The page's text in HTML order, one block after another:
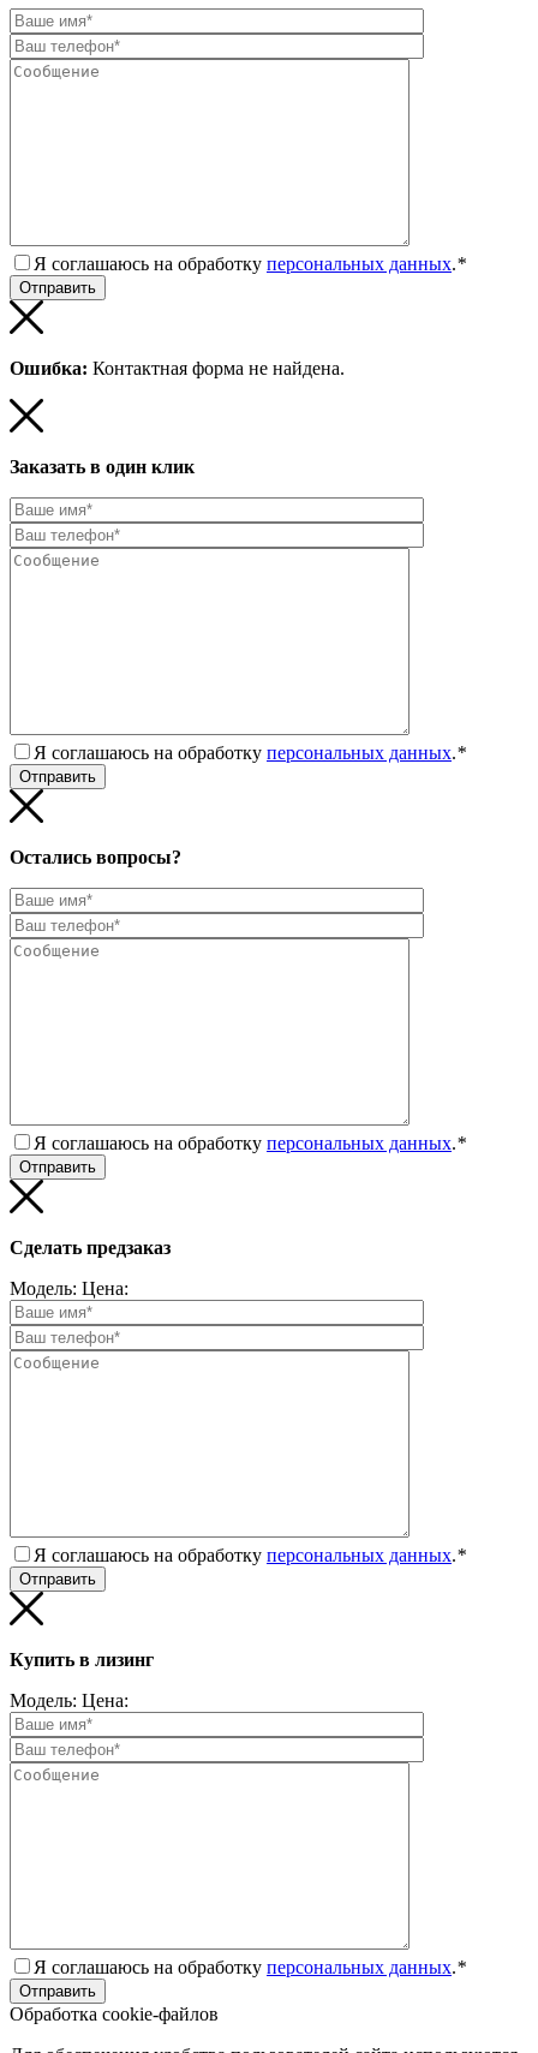
Я соглашаюсь на обработку персональных данных.*
Ошибка: Контактная форма не найдена.
Заказать в один клик
Я соглашаюсь на обработку персональных данных.*
Остались вопросы?
Я соглашаюсь на обработку персональных данных.*
Сделать предзаказ
Модель: Цена:
Я соглашаюсь на обработку персональных данных.*
Купить в лизинг
Модель: Цена:
Я соглашаюсь на обработку персональных данных.*
Обработка cookie-файлов